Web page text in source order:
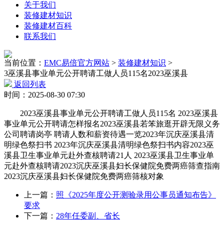
关于我们
装修建材知识
装修建材百科
联系我们
当前位置： EMC易倍官方网站 > 装修建材知识 >
3巫溪县事业单元公开聘请工做人员115名2023巫溪县
返回列表
时间：2025-08-30 07:30
2023巫溪县事业单元公开聘请工做人员115名 2023巫溪县
事业单元公开聘请怎样报名2023巫溪县若笨旅逛开辟无限义务
公司聘请岗亭 聘请人数和薪资待遇一览2023年沉庆巫溪县清
明绿色祭扫书 2023年沉庆巫溪县清明绿色祭扫书内容2023巫
溪县卫生事业单元赴外查核聘请21人 2023巫溪县卫生事业单
元赴外查核聘请2023沉庆巫溪县妇长保健院免费两癌筛查指南
2023沉庆巫溪县妇长保健院免费两癌筛核对象
上一篇： 照《2025年度公开测验录用公事员通知布告》
要求
下一篇： 28年任委副、省长